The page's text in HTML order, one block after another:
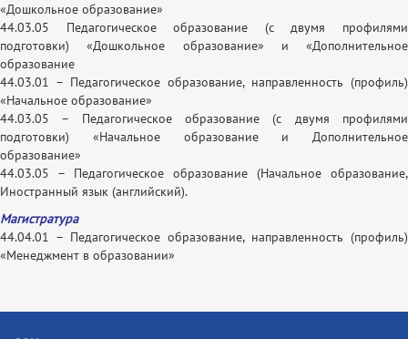
«Дошкольное образование»
44.03.05 Педагогическое образование (с двумя профилями
подготовки) «Дошкольное образование» и «Дополнительное
образование
44.03.01 – Педагогическое образование, направленность (профиль)
«Начальное образование»
44.03.05 – Педагогическое образование (с двумя профилями
подготовки) «Начальное образование и Дополнительное
образование»
44.03.05 – Педагогическое образование (Начальное образование,
Иностранный язык (английский).
Магистратура
44.04.01 – Педагогическое образование, направленность (профиль)
«Менеджмент в образовании»